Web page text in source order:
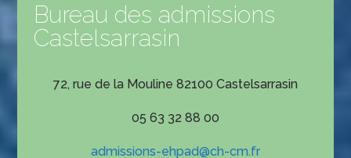
Bureau des admissions
Castelsarrasin
72, rue de la Mouline 82100 Castelsarrasin
05 63 32 88 00
admissions-ehpad@ch-cm.fr